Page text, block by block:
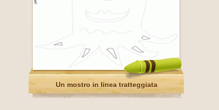
Un mostro in linea tratteggiata